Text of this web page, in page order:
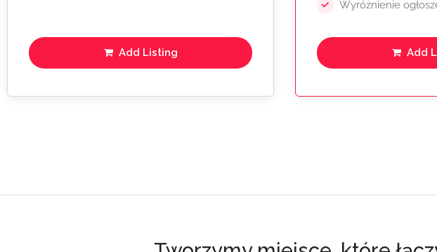
Add Listing
Wyróżnienie
Add